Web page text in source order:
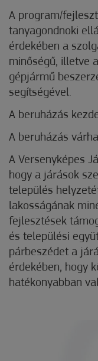
A program/
tanyagondnoki
érdekében a
minőségű, illetve
gépjármű
segítségével.
A beruházás
A beruházás
A Versenyképes
hogy a járások
település
lakosságának
fejlesztések
és települési
párbeszédet a
érdekében, hogy
hatékonyabban